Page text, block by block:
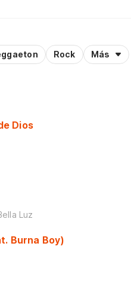
Rock Más
Dios
Luz
Burna Boy)